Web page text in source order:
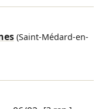
(Saint-Médard-en-